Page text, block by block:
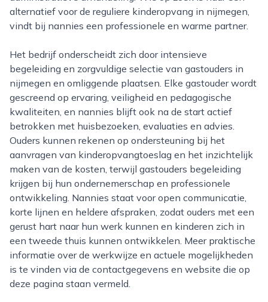
alternatief voor de reguliere kinderopvang in nijmegen,
vindt bij nannies een professionele en warme partner.
Het bedrijf onderscheidt zich door intensieve
begeleiding en zorgvuldige selectie van gastouders in
nijmegen en omliggende plaatsen. Elke gastouder wordt
gescreend op ervaring, veiligheid en pedagogische
kwaliteiten, en nannies blijft ook na de start actief
betrokken met huisbezoeken, evaluaties en advies.
Ouders kunnen rekenen op ondersteuning bij het
aanvragen van kinderopvangtoeslag en het inzichtelijk
maken van de kosten, terwijl gastouders begeleiding
krijgen bij hun ondernemerschap en professionele
ontwikkeling. Nannies staat voor open communicatie,
korte lijnen en heldere afspraken, zodat ouders met een
gerust hart naar hun werk kunnen en kinderen zich in
een tweede thuis kunnen ontwikkelen. Meer praktische
informatie over de werkwijze en actuele mogelijkheden
is te vinden via de contactgegevens en website die op
deze pagina staan vermeld.